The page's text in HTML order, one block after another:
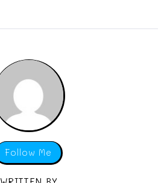
Follow Me